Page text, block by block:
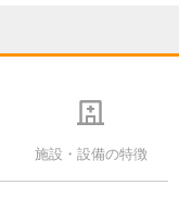
施設・設備の特徴